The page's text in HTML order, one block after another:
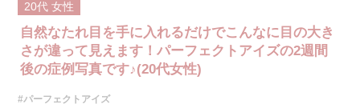
20代 女性
自然なたれ目を手に入れるだけでこんなに目の大き
さが違って見えます！パーフェクトアイズの2週間
後の症例写真です♪(20代女性)
#パーフェクトアイズ